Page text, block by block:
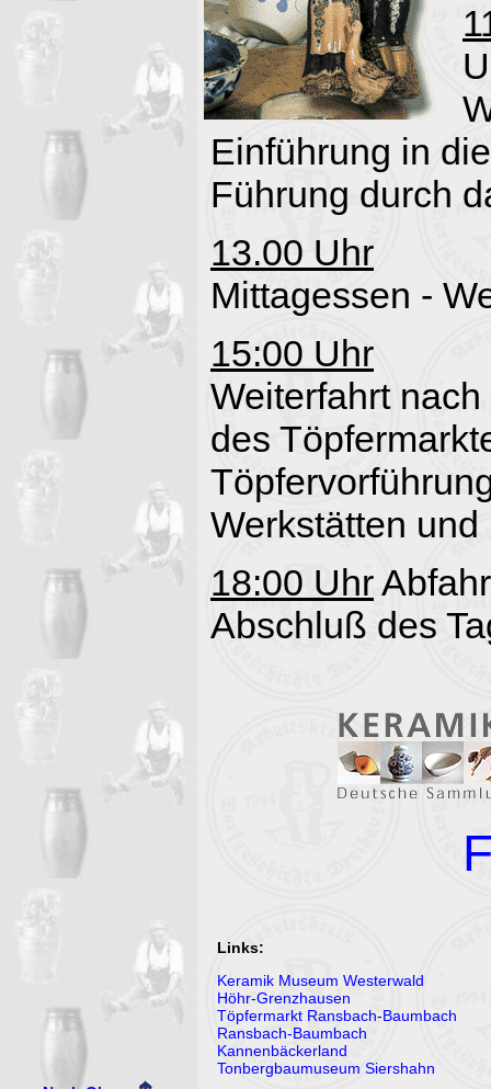
Einführung in
Führung durch
13.00 Uhr
Mittagessen -
15:00 Uhr
Weiterfahrt
des
Werkstätten
18:00 Uhr
Abschluß des
Links:
Keramik Museum Westerwald
Höhr-Grenzhausen
Töpfermarkt Ransbach-Baumbach
Ransbach-Baumbach
Kannenbäckerland
Tonbergbaumuseum Siershahn